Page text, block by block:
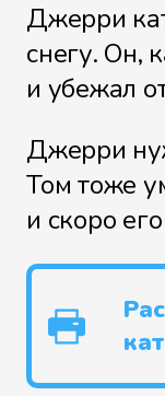
Джерри
снегу. Он,
и убежал
Джерри
Том тоже
и скоро